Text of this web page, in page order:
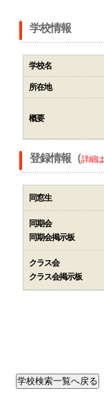
学校情報
学校名
所在地
概要
登録情報（詳細
同窓生
同期会
同期会掲示板
クラス会
クラス会掲示板